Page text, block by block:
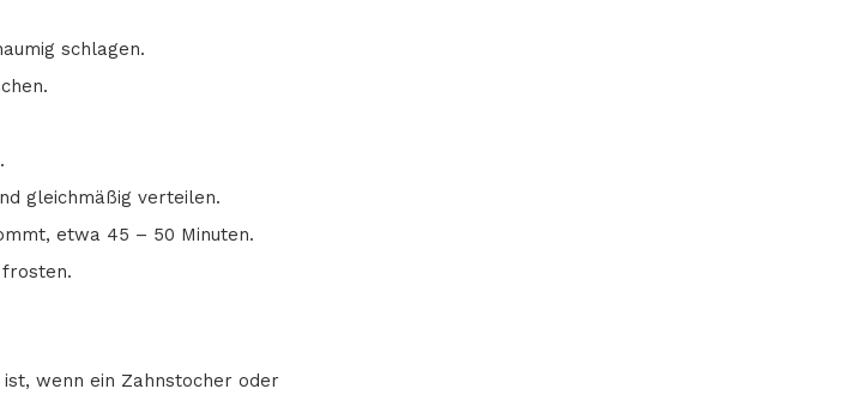
schlagen.
gleichmäßig verteilen.
etwa 45 – 50 Minuten.
wenn ein Zahnstocher oder